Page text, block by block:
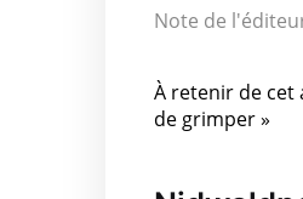
Note de
À retenir de cet
de grimper »